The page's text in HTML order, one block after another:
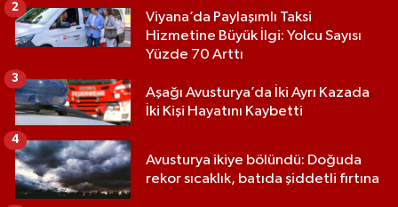
Viyana’da Paylaşımlı Taksi
Hizmetine Büyük İlgi: Yolcu Sayısı
Yüzde 70 Arttı
2
Aşağı Avusturya’da İki Ayrı Kazada
İki Kişi Hayatını Kaybetti
3
Avusturya ikiye bölündü: Doğuda
rekor sıcaklık, batıda şiddetli fırtına
4